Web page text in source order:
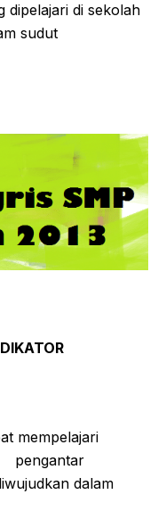
dipelajari di sekolah
sudut
mempelajari
pengantar
dalam